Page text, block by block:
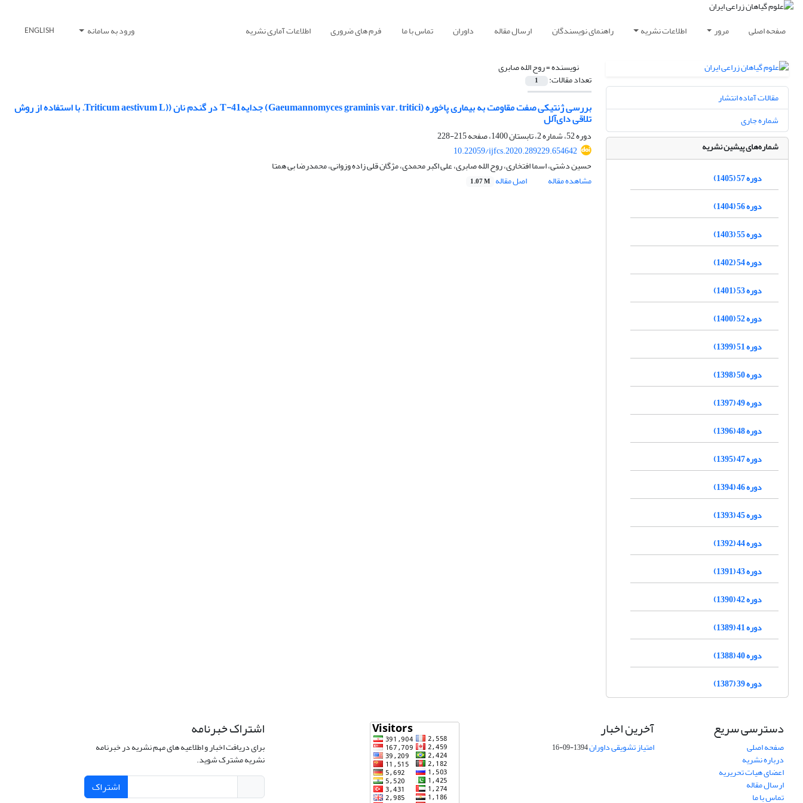
صفحه اصلی مرور اطلاعات نشریه راهنمای نویسندگان ارسال مقاله داوران تماس با ما فرم های ضروری اطلاعات آماری نشریه ورود به سامانه ENGLISH
نویسنده =روح الله صابری
تعداد مقالات: 1
بررسی ژنتیکی صفت مقاومت به بیماری پاخوره (Gaeumannomyces graminis var. tritici) جدایهT-41 در گندم نان ((Triticum aestivum L. با استفاده از روش
تلاقی دای‌آلل
دوره 52، شماره 2، تابستان 1400، صفحه
215-228
10.22059/ijfcs.2020.289229.654642
حسین دشتی، اسما افتخاری، روح الله صابری، علی اکبر محمدی، مژگان قلی زاده وزوانی، محمدرضا بی همتا
مشاهده مقاله
اصل مقاله 1.07 M
مقالات آماده انتشار
شماره جاری
شماره‌های پیشین نشریه
دوره 57 (1405)
دوره 56 (1404)
دوره 55 (1403)
دوره 54 (1402)
دوره 53 (1401)
دوره 52 (1400)
دوره 51 (1399)
دوره 50 (1398)
دوره 49 (1397)
دوره 48 (1396)
دوره 47 (1395)
دوره 46 (1394)
دوره 45 (1393)
دوره 44 (1392)
دوره 43 (1391)
دوره 42 (1390)
دوره 41 (1389)
دوره 40 (1388)
دوره 39 (1387)
دسترسی سریع
صفحه اصلی
درباره نشریه
اعضای هیات تحریریه
ارسال مقاله
تماس با ما
آخرین اخبار
امتیاز تشویقی داوران1394-09-16
اشتراک خبرنامه
برای دریافت اخبار و اطلاعیه های مهم نشریه در خبرنامه
نشریه مشترک شوید.
اشتراک